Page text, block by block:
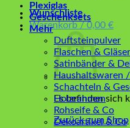
Wunschliste
Warenkorb / 0,00 €
Es befinden sich
Zurück zum Shop
Plexiglas
Geschenksets
Mehr
Duftsteinpulver
Flaschen & Gläser
Satinbänder &
Haushaltswaren
Schachteln &
Holzrahmen
Rohseife & Co
Dekoartikel & Co